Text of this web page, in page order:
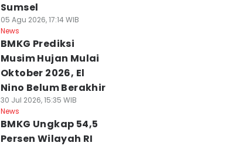
Sumsel
05 Agu 2026, 17:14 WIB
News
BMKG Prediksi
Musim Hujan Mulai
Oktober 2026, El
Nino Belum Berakhir
30 Jul 2026, 15:35 WIB
News
BMKG Ungkap 54,5
Persen Wilayah RI